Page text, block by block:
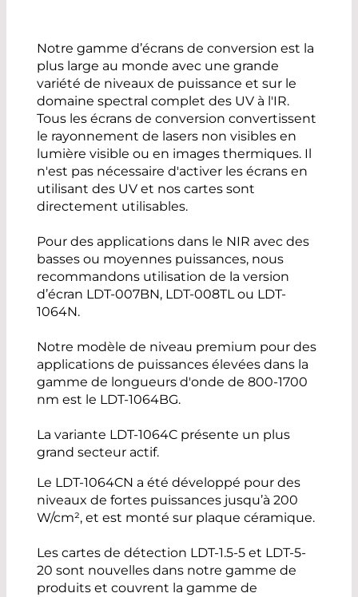
Notre gamme d’écrans de conversion est la
plus large au monde avec une grande
variété de niveaux de puissance et sur le
domaine spectral complet des UV à l'IR.
Tous les écrans de conversion convertissent
le rayonnement de lasers non visibles en
lumière visible ou en images thermiques. Il
n'est pas nécessaire d'activer les écrans en
utilisant des UV et nos cartes sont
directement utilisables.
Pour des applications dans le NIR avec des
basses ou moyennes puissances, nous
recommandons utilisation de la version
d’écran LDT-007BN, LDT-008TL ou LDT-
1064N.
Notre modèle de niveau premium pour des
applications de puissances élevées dans la
gamme de longueurs d'onde de 800-1700
nm est le LDT-1064BG.
La variante LDT-1064C présente un plus
grand secteur actif.
Le LDT-1064CN a été développé pour des
niveaux de fortes puissances jusqu’à 200
W/cm², et est monté sur plaque céramique.
Les cartes de détection LDT-1.5-5 et LDT-5-
20 sont nouvelles dans notre gamme de
produits et couvrent la gamme de